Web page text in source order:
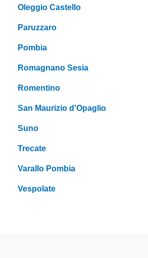
Oleggio Castello
Paruzzaro
Pombia
Romagnano Sesia
Romentino
San Maurizio d'Opaglio
Suno
Trecate
Varallo Pombia
Vespolate